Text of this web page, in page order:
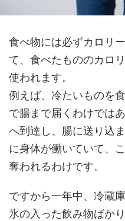
食べ物には必ずカロリ
て、食べたもののカロ
使われます。
例えば、冷たいものを
で腸まで届くわけでは
へ到達し、腸に送り込
に身体が働いていて、
奪われるわけです。
ですから一年中、冷蔵
氷の入った飲み物ばか